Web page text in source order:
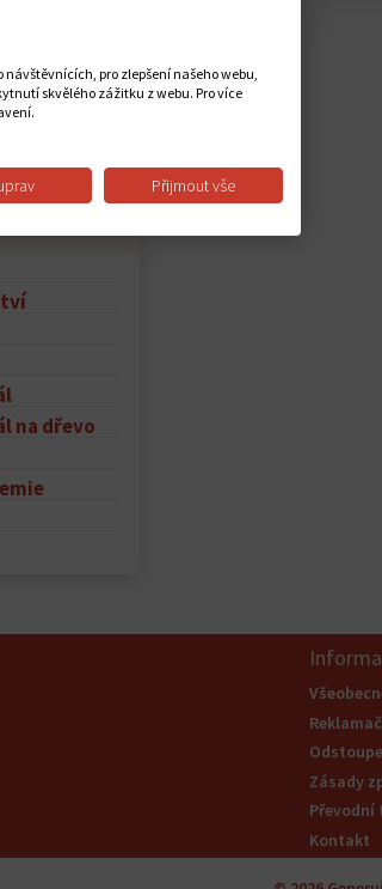
navijáky,
časovače,
drobné elektro,
na dřevo
Zásady
Převodní
Kontakt
pro zlepšení našeho webu,
skvělého zážitku z webu. Pro více
Přijmout vše